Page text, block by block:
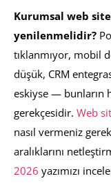
Kurumsal web
yenilenmelidir?
tıklanmıyor, mobil
düşük, CRM
eskiyse — bunların
gerekçesidir. Web
nasıl vermeniz
aralıklarını
2026 yazımızı